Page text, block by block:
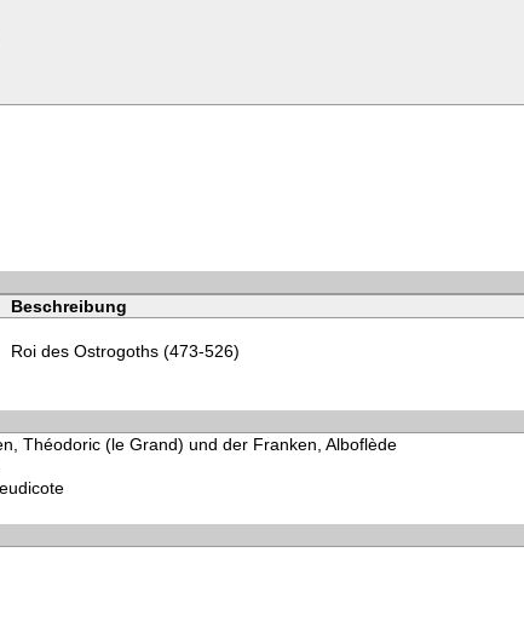
Beschreibung
Roi des Ostrogoths (473-526)
Théodoric (le Grand) und der Franken, Alboflède